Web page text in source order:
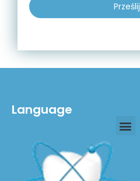
Prześlij
Language